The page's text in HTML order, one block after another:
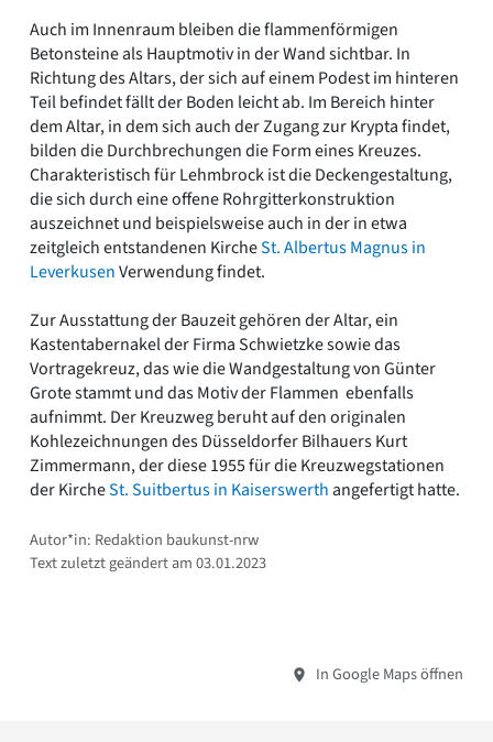
Auch im Innenraum bleiben die flammenförmigen
Betonsteine als Hauptmotiv in der Wand sichtbar. In
Richtung des Altars, der sich auf einem Podest im hinteren
Teil befindet fällt der Boden leicht ab. Im Bereich hinter
dem Altar, in dem sich auch der Zugang zur Krypta findet,
bilden die Durchbrechungen die Form eines Kreuzes.
Charakteristisch für Lehmbrock ist die Deckengestaltung,
die sich durch eine offene Rohrgitterkonstruktion
auszeichnet und beispielsweise auch in der in etwa
zeitgleich entstandenen KircheSt. Albertus Magnus in
LeverkusenVerwendung findet.
Zur Ausstattung der Bauzeit gehören der Altar, ein
Kastentabernakel der Firma Schwietzke sowie das
Vortragekreuz, das wie die Wandgestaltung von Günter
Grote stammt und das Motiv der Flammen ebenfalls
aufnimmt. Der Kreuzweg beruht auf den originalen
Kohlezeichnungen des Düsseldorfer Bilhauers Kurt
Zimmermann, der diese 1955 für die Kreuzwegstationen
der KircheSt. Suitbertus in Kaiserswerthangefertigt hatte.
Autor*in: Redaktion baukunst-nrw
Text zuletzt geändert am 03.01.2023
In Google Maps öffnen